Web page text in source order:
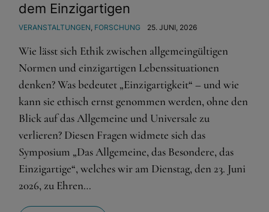
dem Einzigartigen
VERANSTALTUNGEN, FORSCHUNG 25. JUNI, 2026
Wie lässt sich Ethik zwischen allgemeingültigen
Normen und einzigartigen Lebenssituationen
denken? Was bedeutet „Einzigartigkeit“ – und wie
kann sie ethisch ernst genommen werden, ohne den
Blick auf das Allgemeine und Universale zu
verlieren? Diesen Fragen widmete sich das
Symposium „Das Allgemeine, das Besondere, das
Einzigartige“, welches wir am Dienstag, den 23. Juni
2026, zu Ehren…